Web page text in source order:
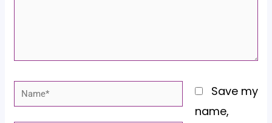
Name*
Save my
name,